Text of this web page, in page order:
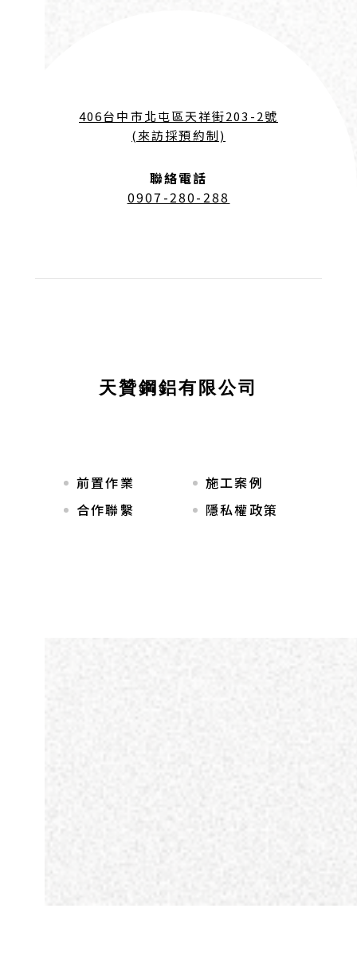
406台中市北屯區天祥街203-2號
(來訪採預約制)
聯絡電話
0907-280-288
天贊鋼鋁有限公司
前置作業
施工案例
合作聯繫
隱私權政策